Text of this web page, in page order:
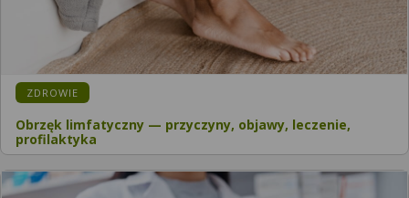
KATEGORIA:
ZDROWIE
Obrzęk limfatyczny — przyczyny, objawy, leczenie,
profilaktyka